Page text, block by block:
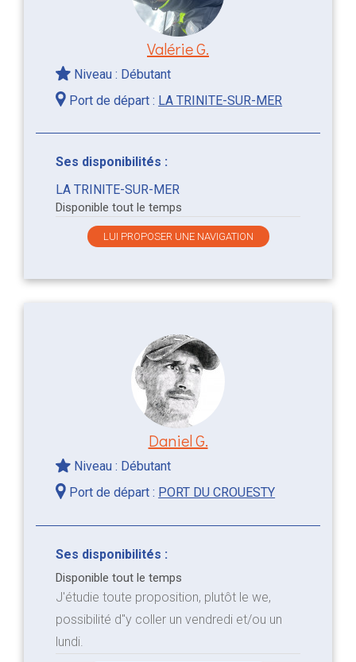
Valérie G.
Niveau : Débutant
Port de départ : LA TRINITE-SUR-MER
Ses disponibilités :
LA TRINITE-SUR-MER
Disponible tout le temps
LUI PROPOSER UNE NAVIGATION
Daniel G.
Niveau : Débutant
Port de départ : PORT DU CROUESTY
Ses disponibilités :
Disponible tout le temps
J'étudie toute proposition, plutôt le we,
possibilité d"y coller un vendredi et/ou un
lundi.